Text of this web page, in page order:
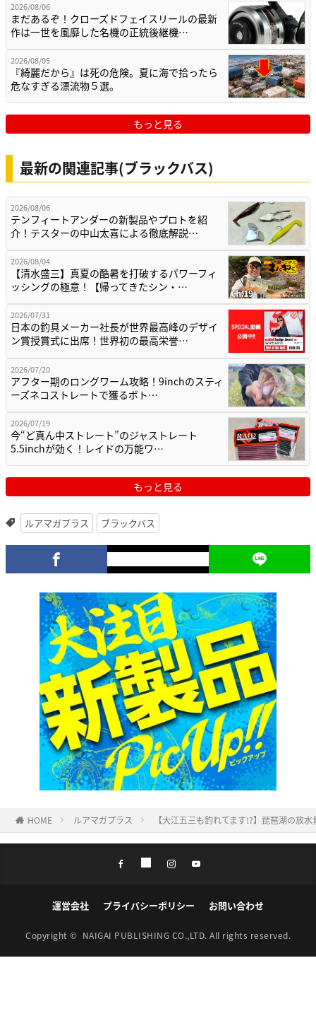
2026/08/06
まだあるぞ！クローズドフェイスリールの最新
作は一世を風靡した名機の正統後継機…
2026/08/05
『綺麗だから』は死の危険。夏に海で拾ったら
危なすぎる漂流物５選。
もっと見る
最新の関連記事(ブラックバス)
2026/08/06
テンフィートアンダーの新製品やプロトを紹
介！テスターの中山太喜による徹底解説…
2026/08/04
【清水盛三】真夏の酷暑を打破するパワーフィ
ッシングの極意！【帰ってきたシン・…
2026/07/31
日本の釣具メーカー社長が世界最高峰のデザイ
ン賞授賞式に出席！世界初の最高栄誉…
2026/07/20
アフター期のロングワーム攻略！9inchのスティ
ーズネコストレートで獲るボト…
2026/07/19
今“ど真ん中ストレート”のジャストレート
5.5inchが効く！レイドの万能ワ…
もっと見る
ルアマガプラス ブラックバス
HOME ルアマガプラス 【大江五三も釣れてます!?】琵琶湖の放
運営会社 プライバシーポリシー お問い合わせ
Copyright © NAIGAI PUBLISHING CO.,LTD. All rights reserved.